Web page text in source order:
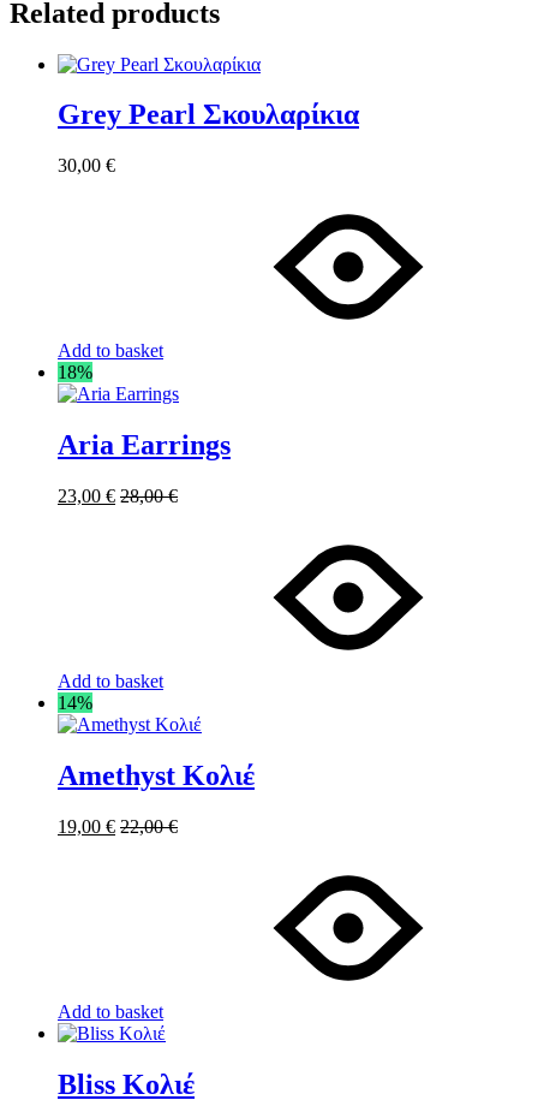
Related products
Grey Pearl Σκουλαρίκια
30,00 €
Add to basket
18%
Aria Earrings
23,00 € 28,00€
Add to basket
14%
Amethyst Κολιέ
19,00 € 22,00€
Add to basket
Bliss Κολιέ